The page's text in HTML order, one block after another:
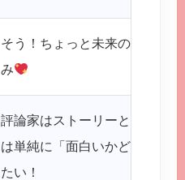
そう！ちょっと未来の話！ど
み
評論家はストーリーとか演出
は単純に「面白いかどうか」
たい！